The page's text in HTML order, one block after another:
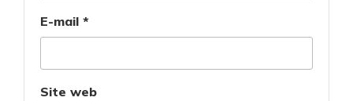
E-mail *
Site web